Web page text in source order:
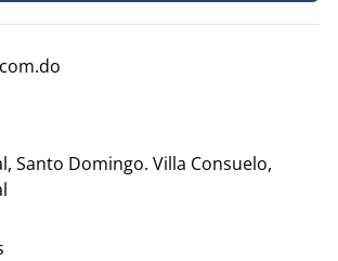
Santo Domingo. Villa Consuelo,